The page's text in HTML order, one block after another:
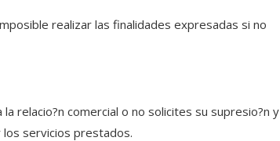
realizar las finalidades expresadas si no
relacio?n comercial o no solicites su supresio?n y
servicios prestados.